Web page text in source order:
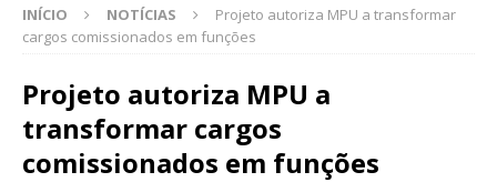
INÍCIO NOTÍCIAS
Projeto autoriza MPU a transformar
cargos comissionados em funções
Projeto autoriza MPU a
transformar cargos
comissionados em funções